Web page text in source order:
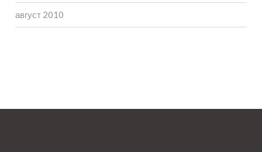
август 2010